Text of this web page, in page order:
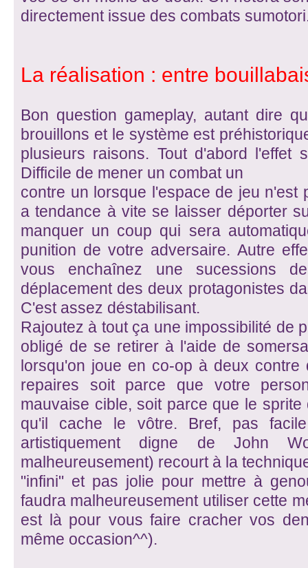
directement issue des combats
La réalisation : entre
Bon question gameplay, autant dire
brouillons et le système est
plusieurs raisons. Tout d'abord l'effet
Difficile de mener un combat un
contre un lorsque l'espace de jeu n'est
a tendance à vite se laisser déporter
manquer un coup qui sera
punition de votre adversaire. Autre
vous enchaînez une sucessions
déplacement des deux protagonistes
C'est assez déstabilisant.
Rajoutez à tout ça une impossibilité de
obligé de se retirer à l'aide de
lorsqu'on joue en co-op à deux
repaires soit parce que votre
mauvaise cible, soit parce que le
qu'il cache le vôtre. Bref, pas
artistiquement digne de John
malheureusement) recourt à la
"infini" et pas jolie pour mettre à
faudra malheureusement utiliser cette
est là pour vous faire cracher vos
même occasion^^).